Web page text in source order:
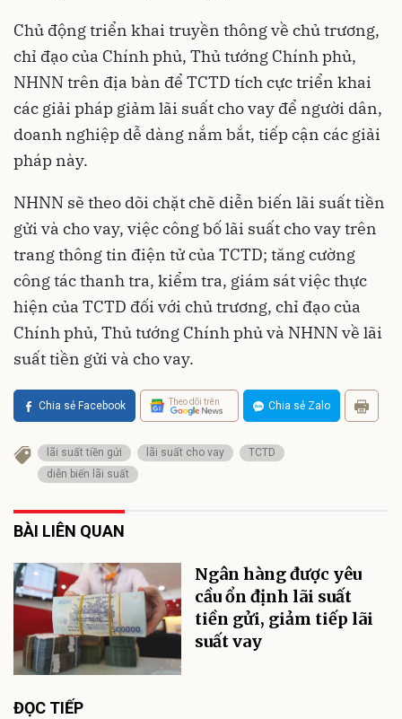
Chủ động triển khai truyền thông về chủ trương,
chỉ đạo của Chính phủ, Thủ tướng Chính phủ,
NHNN trên địa bàn để TCTD tích cực triển khai
các giải pháp giảm lãi suất cho vay để người dân,
doanh nghiệp dễ dàng nắm bắt, tiếp cận các giải
pháp này.
NHNN sẽ theo dõi chặt chẽ diễn biến lãi suất tiền
gửi và cho vay, việc công bố lãi suất cho vay trên
trang thông tin điện tử của TCTD; tăng cường
công tác thanh tra, kiểm tra, giám sát việc thực
hiện của TCTD đối với chủ trương, chỉ đạo của
Chính phủ, Thủ tướng Chính phủ và NHNN về lãi
suất tiền gửi và cho vay.
Chia sẻ Facebook Theo dõi trên Chia sẻ Zalo
lãi suất tiền gửi lãi suất cho vay
TCTD
diễn biến lãi suất
BÀI LIÊN QUAN
Ngân hàng được yêu
cầu ổn định lãi suất
tiền gửi, giảm tiếp lãi
suất vay
ĐỌC TIẾP